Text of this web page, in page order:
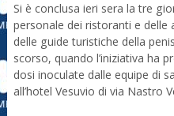
Si è conclusa ieri sera la tre
personale dei ristoranti e delle
delle guide turistiche della
scorso, quando l’iniziativa ha
dosi inoculate dalle equipe di
all’hotel Vesuvio di via Nastro